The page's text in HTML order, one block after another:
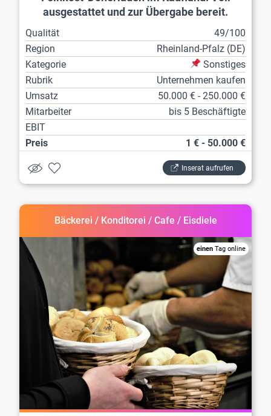
ausgestattet und zur Übergabe bereit.
Qualität
49/100
Region
Rheinland-Pfalz (DE)
Kategorie
Sonstiges
Rubrik
Unternehmen kaufen
Umsatz
50.000 € - 250.000 €
Mitarbeiter
bis 5 Beschäftigte
EBIT
Preis
1 € - 50.000 €
Inserat aufrufen
Bäckerei / Konditorei / Cafe / Eisdiele
einen Tag online